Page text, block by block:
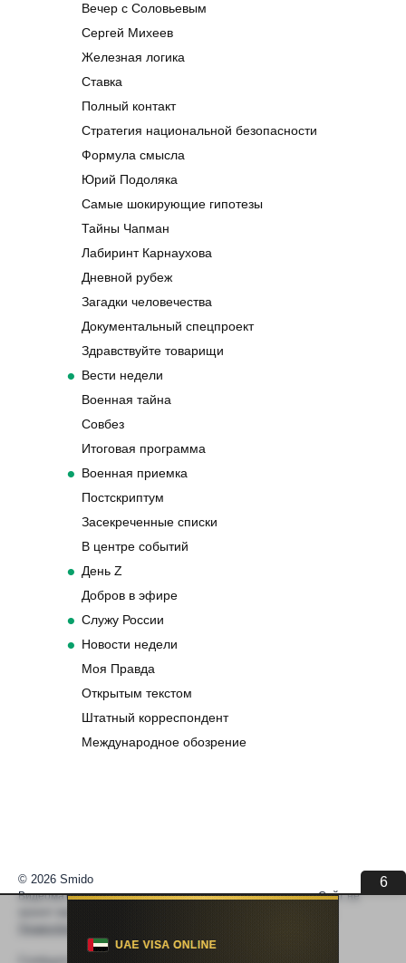
Вечер с Соловьевым
Сергей Михеев
Железная логика
Ставка
Полный контакт
Стратегия национальной безопасности
Формула смысла
Юрий Подоляка
Самые шокирующие гипотезы
Тайны Чапман
Лабиринт Карнаухова
Дневной рубеж
Загадки человечества
Документальный спецпроект
Здравствуйте товарищи
Вести недели
Военная тайна
Совбез
Итоговая программа
Военная приемка
Постскриптум
Засекреченные списки
В центре событий
День Z
Добров в эфире
Служу России
Новости недели
Моя Правда
Открытым текстом
Штатный корреспондент
Международное обозрение
6
© 2026 Smido
Видеоматериалы встраиваются из открытых источников. Сайт не